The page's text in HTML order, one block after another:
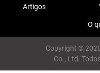
Artigos
O
Copyright ©
Co., Ltd.